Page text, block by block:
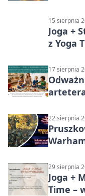
15 sierpnia
Joga +
z Yoga
17 sierpnia
22 sierpnia
29 sierpnia
Joga +
Time –